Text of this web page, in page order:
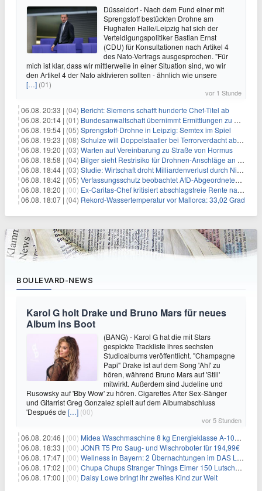
Düsseldorf - Nach dem Fund einer mit
Sprengstoff bestückten Drohne am
Flughafen Halle/Leipzig hat sich der
Verteidigungspolitiker Bastian Ernst
(CDU) für Konsultationen nach Artikel 4
des Nato-Vertrags ausgesprochen. "Für
mich ist klar, dass wir mittlerweile in einer Situation sind, wo wir
den Artikel 4 der Nato aktivieren sollten - ähnlich wie unsere
[…] (01)
vor 1 Stunde
06.08. 20:33 | (04) Bericht: Siemens schafft hunderte Chef-Titel ab
06.08. 20:14 | (01) Bundesanwaltschaft übernimmt Ermittlungen zu Drohnenvorfall
06.08. 19:54 | (05) Sprengstoff-Drohne in Leipzig: Semtex im Spiel
06.08. 19:23 | (08) Schulze will Doppelstaatler bei Terrorverdacht abschieben
06.08. 19:20 | (03) Warten auf Vereinbarung zu Straße von Hormus
06.08. 18:58 | (04) Bilger sieht Restrisiko für Drohnen-Anschläge an Flughäfen
06.08. 18:44 | (03) Studie: Wirtschaft droht Milliardenverlust durch Niedrigwasser
06.08. 18:42 | (05) Verfassungsschutz beobachtet AfD-Abgeordneten Nolte
06.08. 18:20 | (00) Ex-Caritas-Chef kritisiert abschlagsfreie Rente nach 45 Jahren
06.08. 18:07 | (04) Rekord-Wassertemperatur vor Mallorca: 33,02 Grad
BOULEVARD-NEWS
Karol G holt Drake und Bruno Mars für neues
Album ins Boot
(BANG) - Karol G hat die mit Stars
gespickte Trackliste ihres sechsten
Studioalbums veröffentlicht. "Champagne
Papi" Drake ist auf dem Song 'Ahí' zu
hören, während Bruno Mars auf 'Still'
mitwirkt. Außerdem sind Judeline und
Rusowsky auf 'Bby Wow' zu hören. Cigarettes After Sex-Sänger
und Gitarrist Greg Gonzalez spielt auf dem Albumabschluss
'Después de […] (00)
vor 5 Stunden
06.08. 20:46 | (00) Midea Waschmaschine 8 kg Energieklasse A-10% 1400 U/Min für 289,97€
06.08. 18:33 | (00) JONR T5 Pro Saug- und Wischroboter für 194,99€
06.08. 17:47 | (00) Wellness in Bayern: 2 Übernachtungen im DAS LUDWIG Sports Resort inkl. HP + Wellness ab 174€ p.P.
06.08. 17:02 | (00) Chupa Chups Stranger Things Eimer 150 Lutscher für 21,95€
06.08. 17:00 | (00) Daisy Lowe bringt ihr zweites Kind zur Welt